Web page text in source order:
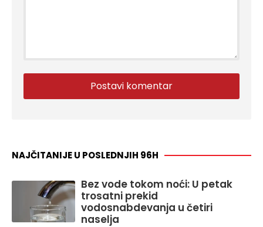
NAJČITANIJE U POSLEDNJIH 96H
Bez vode tokom noći: U petak
trosatni prekid
vodosnabdevanja u četiri
naselja